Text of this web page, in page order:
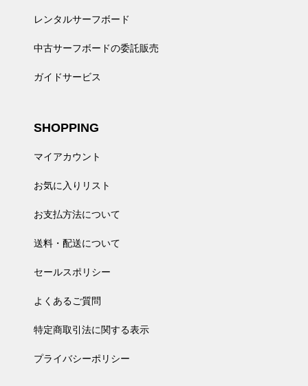
レンタルサーフボード
中古サーフボードの委託販売
ガイドサービス
SHOPPING
マイアカウント
お気に入りリスト
お支払方法について
送料・配送について
セールスポリシー
よくあるご質問
特定商取引法に関する表示
プライバシーポリシー